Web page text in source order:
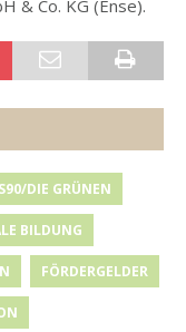
& Co. KG (Ense).
DIE GRÜNEN
BILDUNG
FÖRDERGELDER